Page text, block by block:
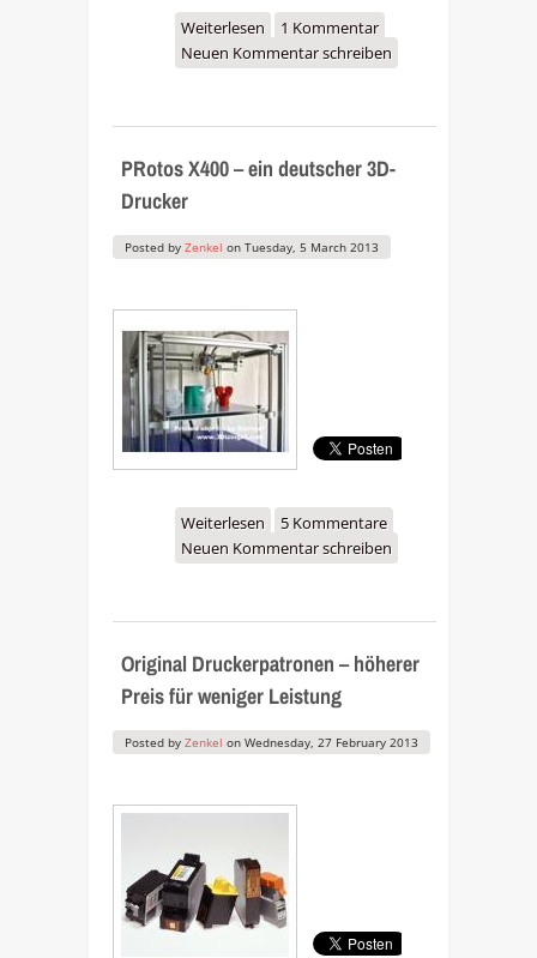
Weiterlesenüber Wie
Druckerhersteller Ihre
1 Kommentar
Neuen Kommentar schreiben
PRotos X400 – ein deutscher 3D-
Drucker
Posted by Zenkel on Tuesday, 5 March 2013
Weiterlesenüber PRotos X400 – ein
deutscher 3D-Drucker
5 Kommentare
Neuen Kommentar schreiben
Original Druckerpatronen – höherer
Preis für weniger Leistung
Posted by Zenkel on Wednesday, 27 February 2013